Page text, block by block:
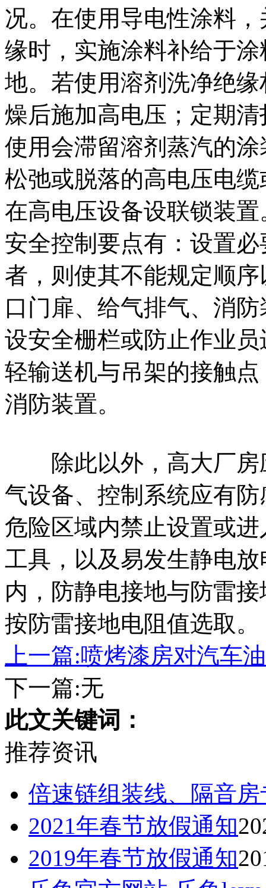
况。在使用导电性涂料
缘时，实施涂料补给于
地。若使用溶剂洗净绝
燥后施加高电压；定期
使用会滞留溶剂蒸汽的
松弛或脱落的高电压电
在高电压设备设联锁装
安全控制要点有：设置
者，则使其不能规定顺
口门扉、给气排气、消
设安全栅栏或防止作业
轻输送机与吊架的接触
消防装置。
除此以外，高大厂房
气设备、控制系统应有
危险区域内禁止设置或
工具，以及易发生静电
内，防静电接地与防雷
按防雷接地电阻值选取。
上一篇:喷烤漆房对汽车
下一篇:无
此文关键词：
推荐资讯
倍速链组装线、隔音
2021年春节放假通知
2019年春节放假通知